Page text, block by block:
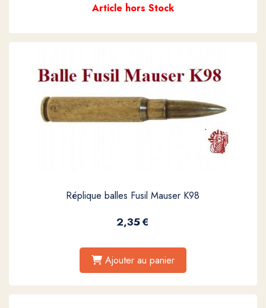
Article hors Stock
Réplique balles Fusil Mauser K98
2,35€
Ajouter au panier